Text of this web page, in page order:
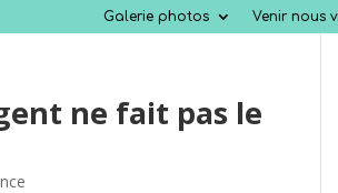
Galerie photos Venir nous
ne fait pas le